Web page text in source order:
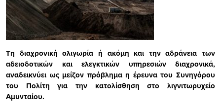
Τη διαχρονική ολιγωρία ή ακόμη και την αδράνεια των
αδειοδοτικών και ελεγκτικών υπηρεσιών διαχρονικά,
αναδεικνύει ως μείζον πρόβλημα η έρευνα του Συνηγόρου
του Πολίτη για την κατολίσθηση στο λιγνιτωρυχείο
Αμυνταίου.